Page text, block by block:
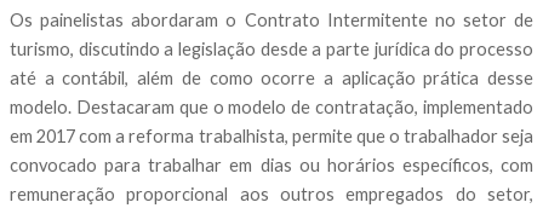
Os painelistas abordaram o Contrato Intermitente no setor de
turismo, discutindo a legislação desde a parte jurídica do processo
até a contábil, além de como ocorre a aplicação prática desse
modelo. Destacaram que o modelo de contratação, implementado
em 2017 com a reforma trabalhista, permite que o trabalhador seja
convocado para trabalhar em dias ou horários específicos, com
remuneração proporcional aos outros empregados do setor,